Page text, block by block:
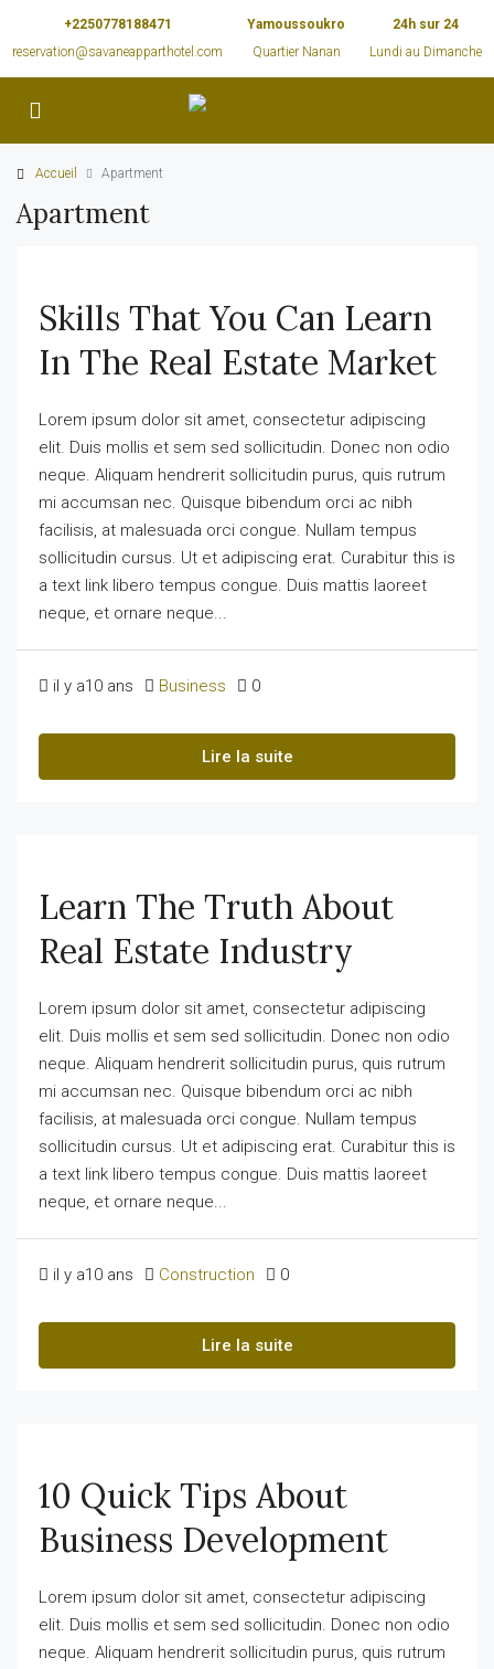
+2250778188471
reservation@savaneapparthotel.com
Yamoussoukro
Quartier Nanan
24h sur 24
Lundi au Dimanche
Accueil Apartment
Apartment
Skills That You Can Learn
In The Real Estate Market
Lorem ipsum dolor sit amet, consectetur adipiscing
elit. Duis mollis et sem sed sollicitudin. Donec non odio
neque. Aliquam hendrerit sollicitudin purus, quis rutrum
mi accumsan nec. Quisque bibendum orci ac nibh
facilisis, at malesuada orci congue. Nullam tempus
sollicitudin cursus. Ut et adipiscing erat. Curabitur this is
a text link libero tempus congue. Duis mattis laoreet
neque, et ornare neque...
il y a10 ans Business 0
Lire la suite
Learn The Truth About
Real Estate Industry
Lorem ipsum dolor sit amet, consectetur adipiscing
elit. Duis mollis et sem sed sollicitudin. Donec non odio
neque. Aliquam hendrerit sollicitudin purus, quis rutrum
mi accumsan nec. Quisque bibendum orci ac nibh
facilisis, at malesuada orci congue. Nullam tempus
sollicitudin cursus. Ut et adipiscing erat. Curabitur this is
a text link libero tempus congue. Duis mattis laoreet
neque, et ornare neque...
il y a10 ans Construction 0
Lire la suite
10 Quick Tips About
Business Development
Lorem ipsum dolor sit amet, consectetur adipiscing
elit. Duis mollis et sem sed sollicitudin. Donec non odio
neque. Aliquam hendrerit sollicitudin purus, quis rutrum